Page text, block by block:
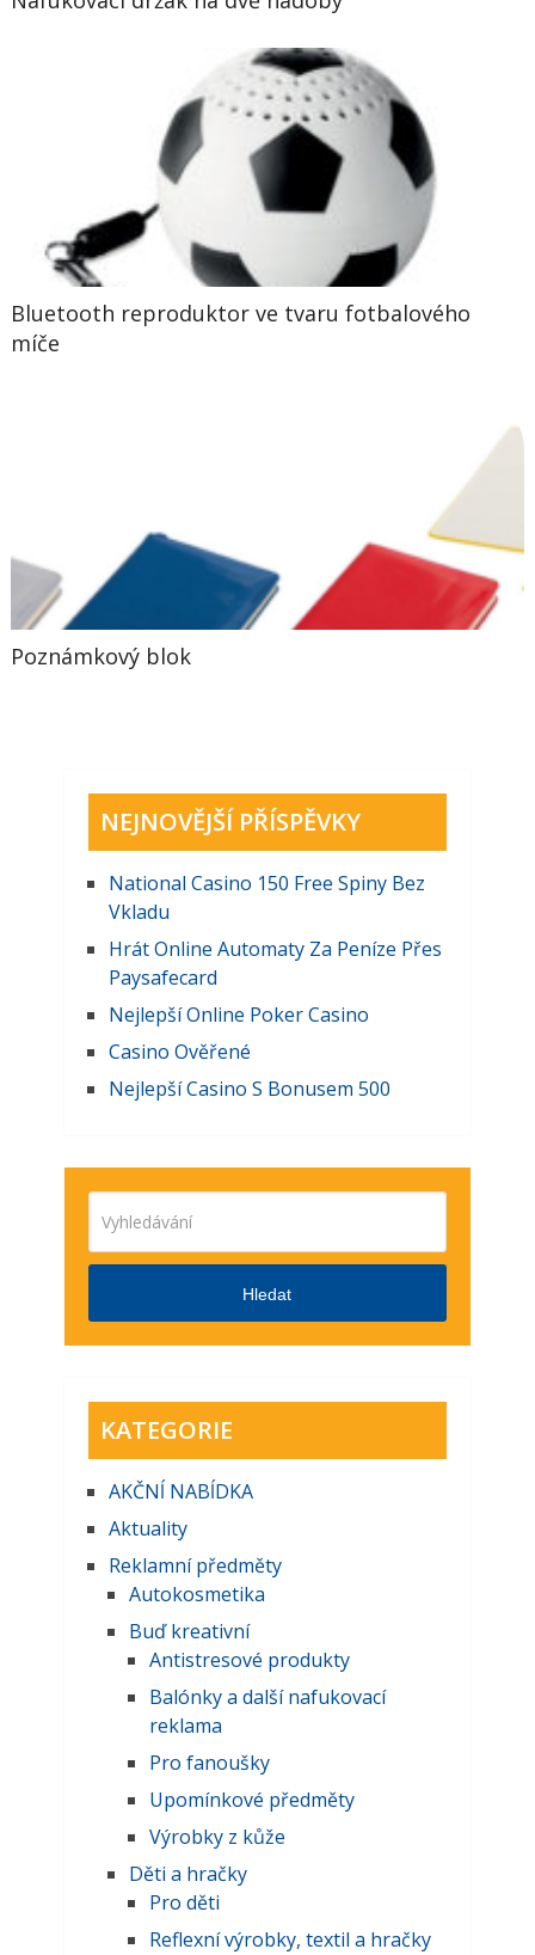
Bluetooth reproduktor ve tvaru fotbalového
míče
Poznámkový blok
NEJNOVĚJŠÍ PŘÍSPĚVKY
National Casino 150 Free Spiny Bez
Vkladu
Hrát Online Automaty Za Peníze Přes
Paysafecard
Nejlepší Online Poker Casino
Casino Ověřené
Nejlepší Casino S Bonusem 500
Hledat
KATEGORIE
AKČNĺ NABĺDKA
Aktuality
Reklamní předměty
Autokosmetika
Buď kreativní
Antistresové produkty
Balónky a další nafukovací
reklama
Pro fanoušky
Upomínkové předměty
Výrobky z kůže
Děti a hračky
Pro děti
Reflexní výrobky, textil a hračky